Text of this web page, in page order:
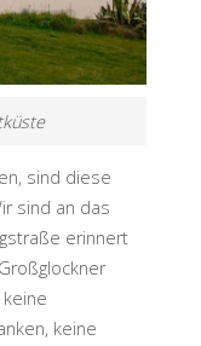
sind diese
sind an das
erinnert
keine